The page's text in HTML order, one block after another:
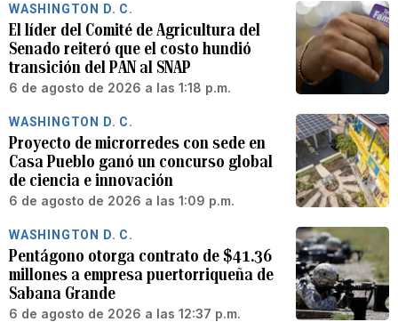
WASHINGTON D. C.
El líder del Comité de Agricultura del
Senado reiteró que el costo hundió
transición del PAN al SNAP
6 de agosto de 2026 a las 1:18 p.m.
WASHINGTON D. C.
Proyecto de microrredes con sede en
Casa Pueblo ganó un concurso global
de ciencia e innovación
6 de agosto de 2026 a las 1:09 p.m.
WASHINGTON D. C.
Pentágono otorga contrato de $41.36
millones a empresa puertorriqueña de
Sabana Grande
6 de agosto de 2026 a las 12:37 p.m.